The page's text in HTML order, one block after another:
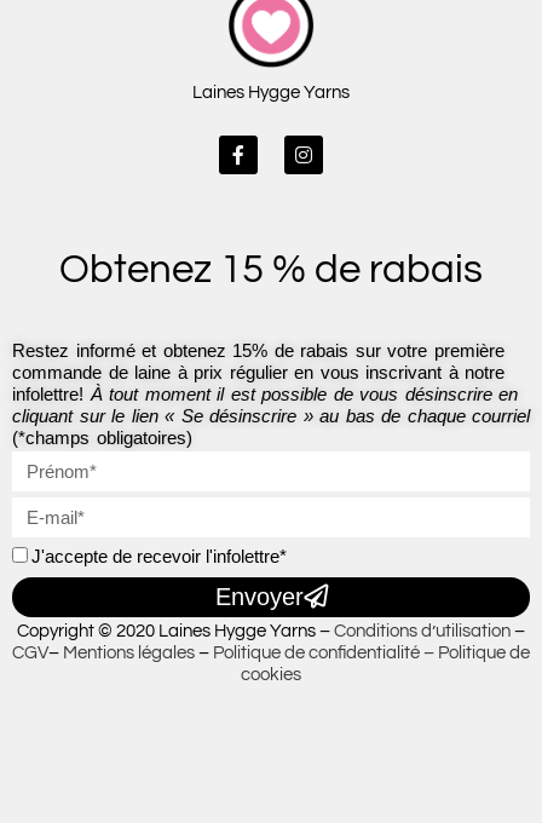
Laines Hygge Yarns
F
a
o
k
I
n
r
a
Obtenez 15 % de rabais
Restez informé et obtenez 15% de rabais sur votre première
commande de laine à prix régulier en vous inscrivant à notre
infolettre!À tout moment il est possible de vous désinscrire en
cliquant sur le lien « Se désinscrire » au bas de chaque courriel
(*champs obligatoires)
J'accepte de recevoir l'infolettre*
Envoyer
Copyright © 2020 Laines Hygge Yarns – Conditions d’utilisation –
CGV– Mentions légales – Politique de confidentialité – Politique de
cookies